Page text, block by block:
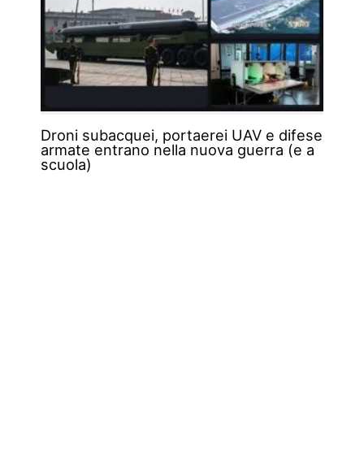
Droni subacquei, portaerei UAV e difese
armate entrano nella nuova guerra (e a
scuola)